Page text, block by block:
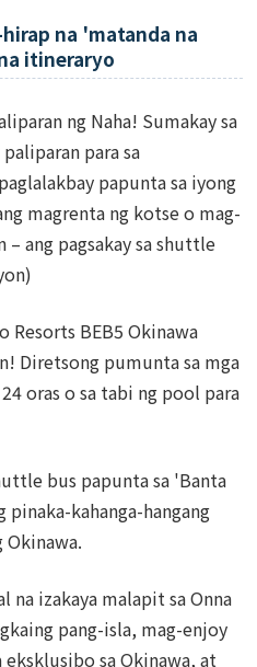
na 'matanda na
itineraryo
ng Naha! Sumakay sa
para sa
papunta sa iyong
magrenta ng kotse o mag-
– ang pagsakay sa shuttle
Resorts BEB5 Okinawa
Diretsong pumunta sa mga
oras o sa tabi ng pool para
bus papunta sa 'Banta
pinaka-kahanga-hangang
Okinawa.
na izakaya malapit sa Onna
pang-isla, mag-enjoy
eksklusibo sa Okinawa, at